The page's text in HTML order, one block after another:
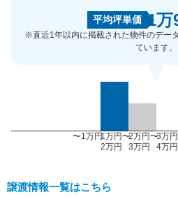
平均坪単価 1万
※直近1年以内に掲載された物件のデー
ています。
〜1万円1万円〜
2万円
2万円〜
3万円
3万
4万円
譲渡情報一覧はこちら